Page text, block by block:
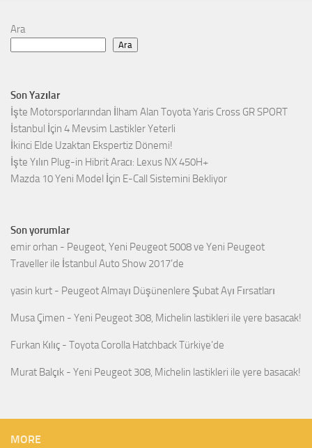
Ara
Ara
Son Yazılar
İşte Motorsporlarından İlham Alan Toyota Yaris Cross GR SPORT
İstanbul İçin 4 Mevsim Lastikler Yeterli
İkinci Elde Uzaktan Ekspertiz Dönemi!
İşte Yılın Plug-in Hibrit Aracı: Lexus NX 450H+
Mazda 10 Yeni Model İçin E-Call Sistemini Bekliyor
Son yorumlar
emir orhan - Peugeot, Yeni Peugeot 5008 ve Yeni Peugeot
Traveller ile İstanbul Auto Show 2017’de
yasin kurt - Peugeot Almayı Düşünenlere Şubat Ayı Fırsatları
Musa Çimen - Yeni Peugeot 308, Michelin lastikleri ile yere basacak!
Furkan Kılıç - Toyota Corolla Hatchback Türkiye’de
Murat Balçık - Yeni Peugeot 308, Michelin lastikleri ile yere basacak!
MORE